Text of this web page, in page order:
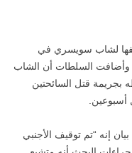
لشاب سويسري في
وأضافت السلطات أن الشاب
قتل السائحتين
أسبوعين.
إنه “تم توقيف الأجنبي